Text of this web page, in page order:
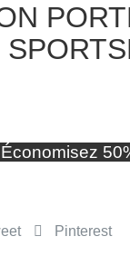
Économisez
Pinterest